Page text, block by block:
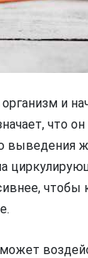
и
что
выведения